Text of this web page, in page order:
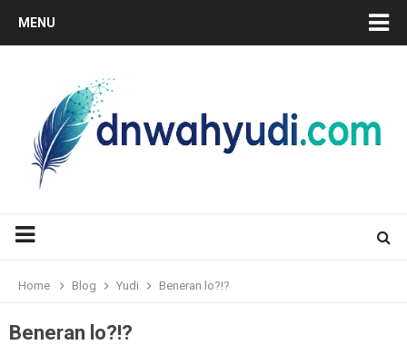
MENU
Home Blog Yudi Beneran lo?!?
Beneran lo?!?